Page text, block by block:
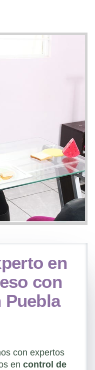
en
con
con expertos
en control de